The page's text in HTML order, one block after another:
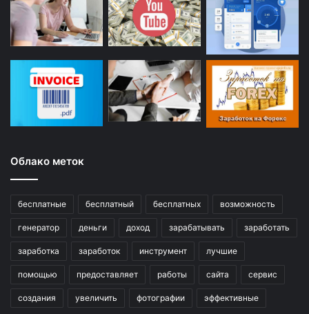
Облако меток
бесплатные бесплатный бесплатных возможность
генератор деньги доход зарабатывать заработать
заработка заработок инструмент лучшие
помощью предоставляет работы сайта сервис
создания увеличить фотографии эффективные